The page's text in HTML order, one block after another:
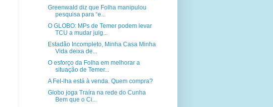
Greenwald diz que Folha manipulou
pesquisa para “e...
O GLOBO: MPs de Temer podem levar
TCU a mudar julg...
Estadão Incompleto, Minha Casa Minha
Vida deixa de...
O esforço da Folha em melhorar a
situação de Temer...
A Fel­-lha está à venda. Quem compra?
Globo joga Traíra na rede do Cunha
Bem que o Ci...